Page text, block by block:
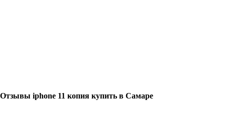
Отзывы iphone 11 копия купить в Самаре